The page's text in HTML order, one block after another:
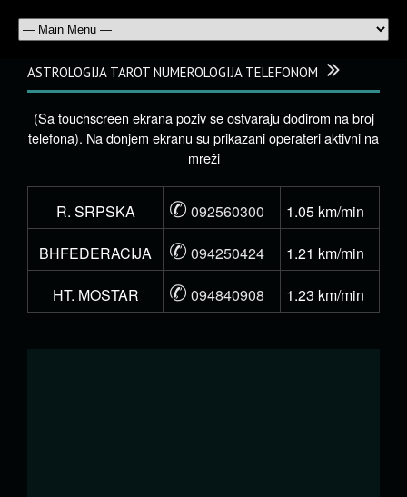
ASTROLOGIJA TAROT NUMEROLOGIJA TELEFONOM
(Sa touchscreen ekrana poziv se ostvaraju dodirom na broj
telefona). Na donjem ekranu su prikazani operateri aktivni na
mreži
R. SRPSKA ✆ 092560300
1.05 km/min
BHFEDERACIJA
✆ 094250424
1.21 km/min
HT. MOSTAR
✆ 094840908 1.23 km/min